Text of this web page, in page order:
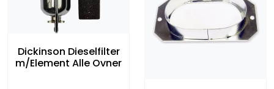
Dickinson Dieselfilter
m/Element Alle Ovner